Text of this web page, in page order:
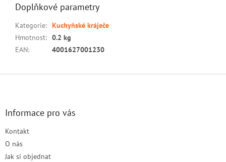
Doplňkové parametry
Kategorie: Kuchyňské kráječe
Hmotnost: 0.2 kg
EAN: 4001627001230
Informace pro vás
Kontakt
O nás
Jak si objednat